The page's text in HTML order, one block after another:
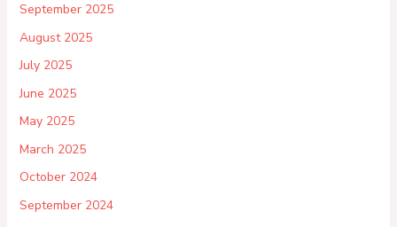
September 2025
August 2025
July 2025
June 2025
May 2025
March 2025
October 2024
September 2024